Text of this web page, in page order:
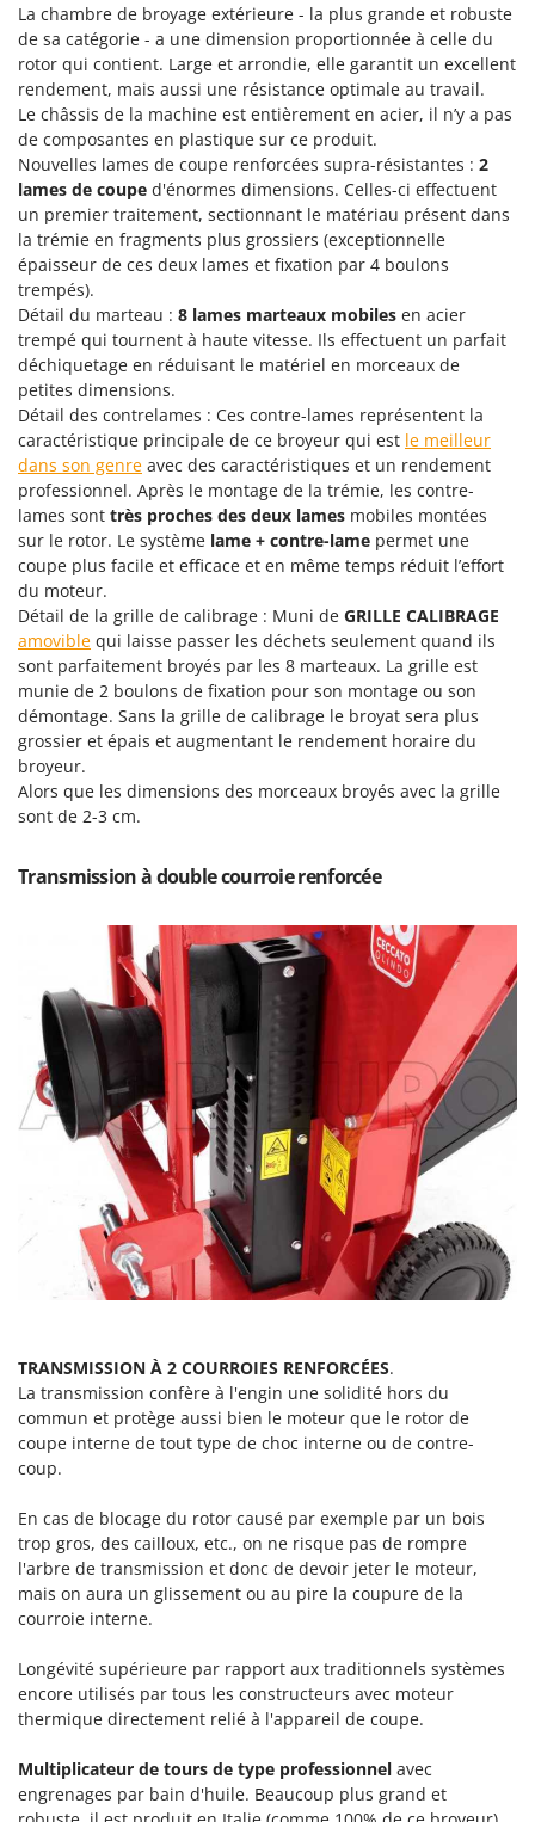
Oliviero
Olix
OMA
Omas
Ompagrill
Ooni
Oriental Koshin
Outdoorchef
P
Palazzetti
Palumbo Pavi
Partisani
Paterlini
Philips
Pramac
Prismafood
R
R.G.V.
Rato
Reber
Redback
Resto Italia
Ribimex
Ritter
Robomow
Rossofuoco
Rover Pompe
Royal Food
Ryobi
S.T.P.
Santos
Sbaraglia
Schnitzer
Seven Italy
Silky
Simatech
Sirman
Smartwood
Smeg
Snapper
Solidur
Spice Electronics
Spiralmac
Spring Protezione
Spyro
Stanley
La chambre de broyage extérieure - la plus grande et robuste
de sa catégorie - a une dimension proportionnée à celle du
rotor qui contient. Large et arrondie, elle garantit un excellent
rendement, mais aussi une résistance optimale au travail.
Le châssis de la machine est entièrement en acier, il n’y a pas
de composantes en plastique sur ce produit.
Nouvelles lames de coupe renforcées supra-résistantes : 2
lames de coupe d'énormes dimensions. Celles-ci effectuent
un premier traitement, sectionnant le matériau présent dans
la trémie en fragments plus grossiers (exceptionnelle
épaisseur de ces deux lames et fixation par 4 boulons
trempés).
Détail du marteau : 8 lames marteaux mobiles en acier
trempé qui tournent à haute vitesse. Ils effectuent un parfait
déchiquetage en réduisant le matériel en morceaux de
petites dimensions.
Détail des contrelames : Ces contre-lames représentent la
caractéristique principale de ce broyeur qui est le meilleur
dans son genre avec des caractéristiques et un rendement
professionnel. Après le montage de la trémie, les contre-
lames sont très proches des deux lames mobiles montées
sur le rotor. Le système lame + contre-lame permet une
coupe plus facile et efficace et en même temps réduit l’effort
du moteur.
Détail de la grille de calibrage : Muni de GRILLE CALIBRAGE
amovible qui laisse passer les déchets seulement quand ils
sont parfaitement broyés par les 8 marteaux. La grille est
munie de 2 boulons de fixation pour son montage ou son
démontage. Sans la grille de calibrage le broyat sera plus
grossier et épais et augmentant le rendement horaire du
broyeur.
Alors que les dimensions des morceaux broyés avec la grille
sont de 2-3 cm.
Transmission à double courroie renforcée
TRANSMISSION À 2 COURROIES RENFORCÉES.
La transmission confère à l'engin une solidité hors du
commun et protège aussi bien le moteur que le rotor de
coupe interne de tout type de choc interne ou de contre-
coup.
En cas de blocage du rotor causé par exemple par un bois
trop gros, des cailloux, etc., on ne risque pas de rompre
l'arbre de transmission et donc de devoir jeter le moteur,
mais on aura un glissement ou au pire la coupure de la
courroie interne.
Longévité supérieure par rapport aux traditionnels systèmes
encore utilisés par tous les constructeurs avec moteur
thermique directement relié à l'appareil de coupe.
Multiplicateur de tours de type professionnel avec
engrenages par bain d'huile. Beaucoup plus grand et